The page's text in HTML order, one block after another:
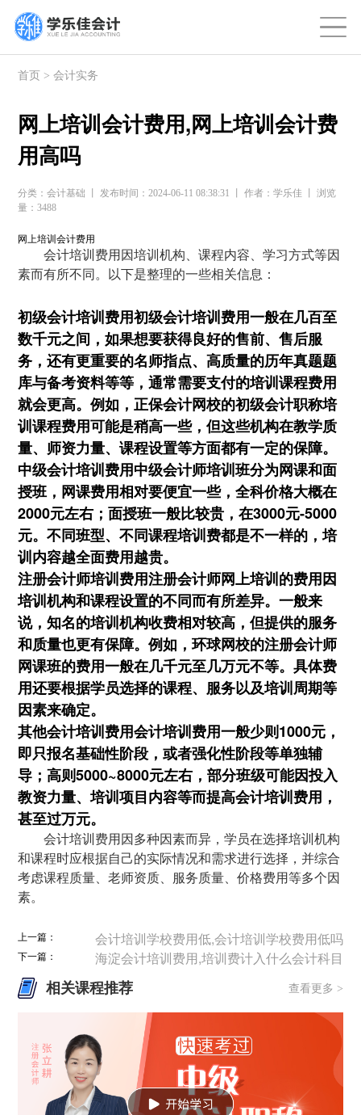
首页 >会计实务
网上培训会计费用,网上培训会计费
用高吗
分类：会计基础 丨 发布时间：2024-06-11 08:38:31 丨 作者：学乐佳 丨 浏览
量：3488
网上培训会计费用
会计培训费用因培训机构、课程内容、学习方式等因
素而有所不同。以下是整理的一些相关信息：
初级会计培训费用初级会计培训费用一般在几百至
数千元之间，如果想要获得良好的售前、售后服
务，还有更重要的名师指点、高质量的历年真题题
库与备考资料等等，通常需要支付的培训课程费用
就会更高。例如，正保会计网校的初级会计职称培
训课程费用可能是稍高一些，但这些机构在教学质
量、师资力量、课程设置等方面都有一定的保障。
中级会计培训费用中级会计师培训班分为网课和面
授班，网课费用相对要便宜一些，全科价格大概在
2000元左右；面授班一般比较贵，在3000元-5000
元。不同班型、不同课程培训费都是不一样的，培
训内容越全面费用越贵。
注册会计师培训费用注册会计师网上培训的费用因
培训机构和课程设置的不同而有所差异。一般来
说，知名的培训机构收费相对较高，但提供的服务
和质量也更有保障。例如，环球网校的注册会计师
网课班的费用一般在几千元至几万元不等。具体费
用还要根据学员选择的课程、服务以及培训周期等
因素来确定。
其他会计培训费用会计培训费用一般少则1000元，
即只报名基础性阶段，或者强化性阶段等单独辅
导；高则5000~8000元左右，部分班级可能因投入
教资力量、培训项目内容等而提高会计培训费用，
甚至过万元。
会计培训费用因多种因素而异，学员在选择培训机构
和课程时应根据自己的实际情况和需求进行选择，并综合
考虑课程质量、老师资质、服务质量、价格费用等多个因
素。
上一篇： 会计培训学校费用低,会计培训学校费用低吗
下一篇： 海淀会计培训费用,培训费计入什么会计科目
相关课程推荐 查看更多 >